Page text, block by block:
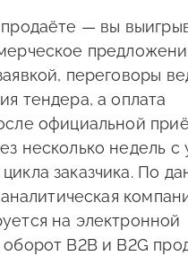
— вы
переговоры
тендера, а оплата
официальной
несколько недель с
заказчика. По
на электронной
B2B и B2G